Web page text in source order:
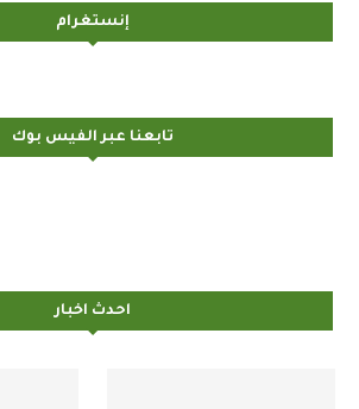
إنستغرام
تابعنا عبر الفيس بوك
احدث اخبار